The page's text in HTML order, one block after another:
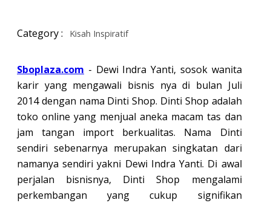
Category : Kisah Inspiratif
Sboplaza.com - Dewi Indra Yanti, sosok wanita
karir yang mengawali bisnis nya di bulan Juli
2014 dengan nama Dinti Shop. Dinti Shop adalah
toko online yang menjual aneka macam tas dan
jam tangan import berkualitas. Nama Dinti
sendiri sebenarnya merupakan singkatan dari
namanya sendiri yakni Dewi Indra Yanti. Di awal
perjalan bisnisnya, Dinti Shop mengalami
perkembangan yang cukup signifikan